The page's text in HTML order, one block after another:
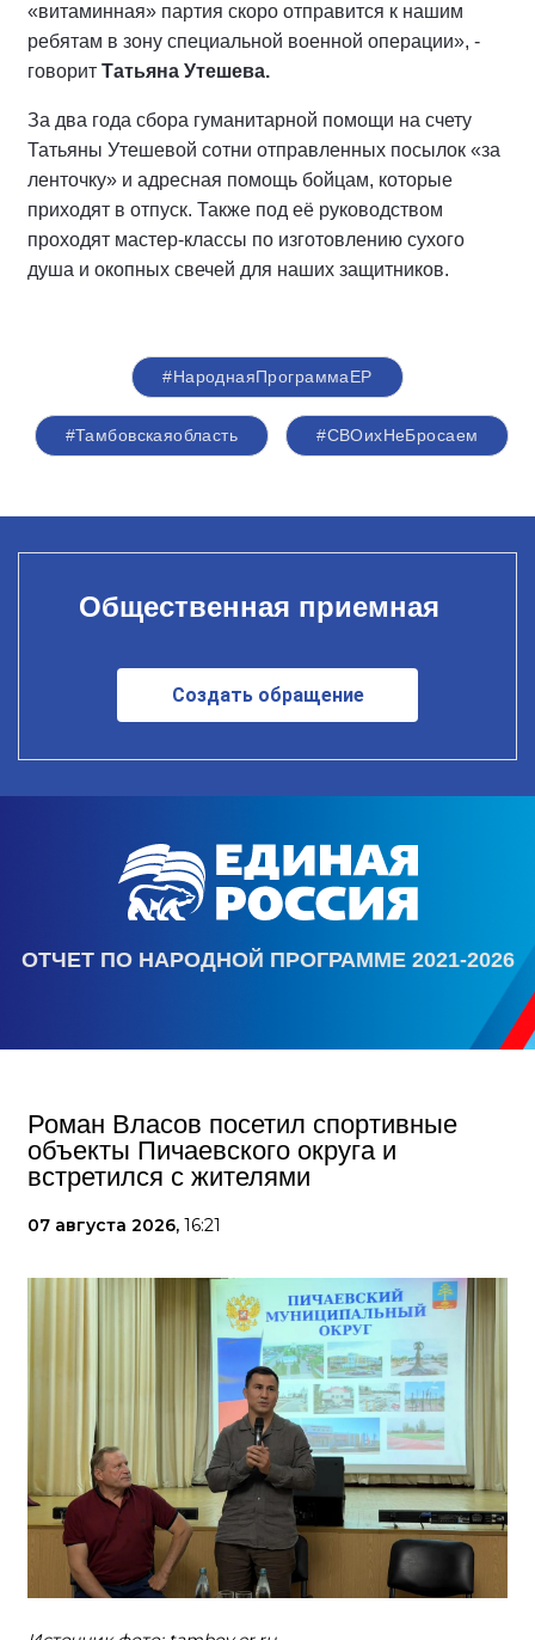
«витаминная» партия скоро отправится к нашим
ребятам в зону специальной военной операции», -
говорит Татьяна Утешева.
За два года сбора гуманитарной помощи на счету
Татьяны Утешевой сотни отправленных посылок «за
ленточку» и адресная помощь бойцам, которые
приходят в отпуск. Также под её руководством
проходят мастер-классы по изготовлению сухого
душа и окопных свечей для наших защитников.
#НароднаяПрограммаЕР
#Тамбовскаяобласть #СВОихНеБросаем
Общественная приемная
Создать обращение
ОТЧЕТ ПО НАРОДНОЙ ПРОГРАММЕ 2021-2026
Роман Власов посетил спортивные
объекты Пичаевского округа и
встретился с жителями
07 августа 2026, 16:21